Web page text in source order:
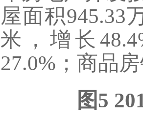
屋面积945.33
米，增长
27.0%；商品
图5